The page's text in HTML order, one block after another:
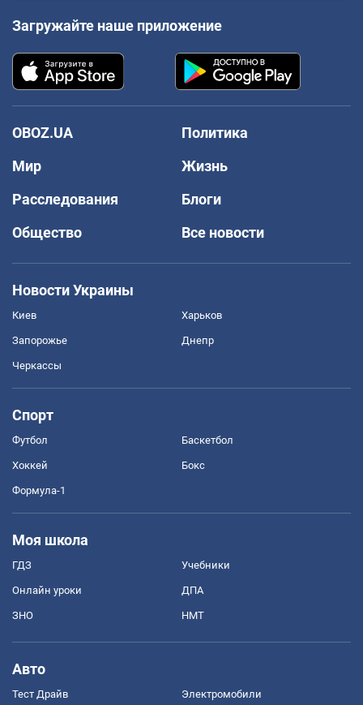
Загружайте наше приложение
OBOZ.UA
Политика
Мир
Жизнь
Расследования
Блоги
Общество
Все новости
Новости Украины
Киев Харьков
Запорожье Днепр
Черкассы
Спорт
Футбол Баскетбол
Хоккей Бокс
Формула-1
Моя школа
ГДЗ Учебники
Онлайн уроки ДПА
ЗНО НМТ
Авто
Тест Драйв Электромобили